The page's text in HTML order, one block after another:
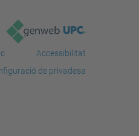
Accessibilitat
de privadesa